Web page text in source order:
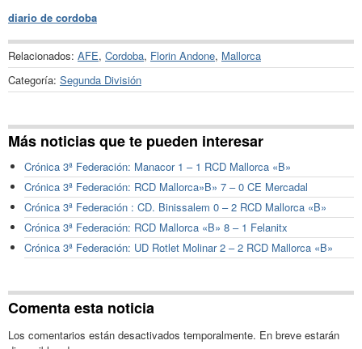
diario de cordoba
Relacionados: AFE, Cordoba, Florin Andone, Mallorca
Categoría: Segunda División
Más noticias que te pueden interesar
Crónica 3ª Federación: Manacor 1 – 1 RCD Mallorca «B»
Crónica 3ª Federación: RCD Mallorca»B» 7 – 0 CE Mercadal
Crónica 3ª Federación : CD. Binissalem 0 – 2 RCD Mallorca «B»
Crónica 3ª Federación: RCD Mallorca «B» 8 – 1 Felanitx
Crónica 3ª Federación: UD Rotlet Molinar 2 – 2 RCD Mallorca «B»
Comenta esta noticia
Los comentarios están desactivados temporalmente. En breve estarán